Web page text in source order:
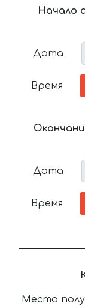
Начало
Дата
Время
Дата
Время
Место